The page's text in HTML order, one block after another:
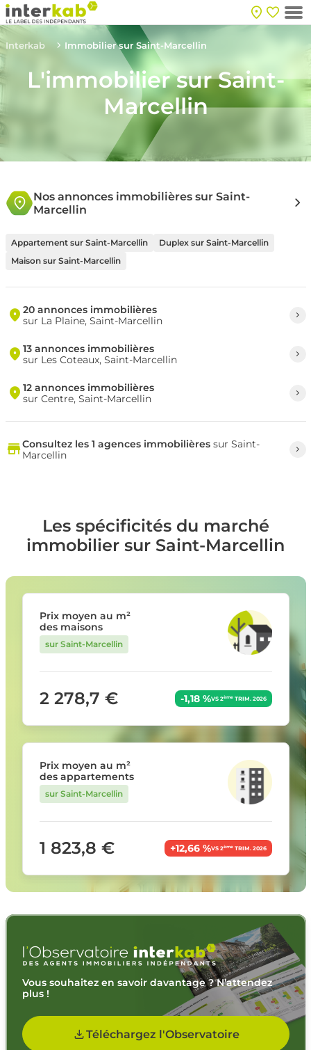
Interkab Immobilier sur Saint-Marcellin
L'immobilier sur Saint-
Marcellin
Nos annonces immobilières sur Saint-
Marcellin
Appartement sur Saint-Marcellin
Duplex sur Saint-Marcellin
Maison sur Saint-Marcellin
20 annonces immobilières
sur La Plaine, Saint-Marcellin
13 annonces immobilières
sur Les Coteaux, Saint-Marcellin
12 annonces immobilières
sur Centre, Saint-Marcellin
Consultez les 1 agences immobilièressur Saint-
Marcellin
Les spécificités du marché
immobilier sur Saint-Marcellin
Prix moyen au m²
des maisons
sur Saint-Marcellin
2 278,7 € -1,18 %VS 2èmeTRIM. 2026
Prix moyen au m²
des appartements
sur Saint-Marcellin
1 823,8 € +12,66 %VS 2èmeTRIM. 2026
Vous souhaitez en savoir davantage ? N’attendez
plus !
Téléchargez l'Observatoire